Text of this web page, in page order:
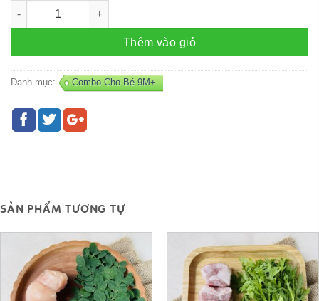
Mix Ếch - G15 số lượng
Thêm vào giỏ
Danh mục: Combo Cho Bé 9M+
SẢN PHẨM TƯƠNG TỰ